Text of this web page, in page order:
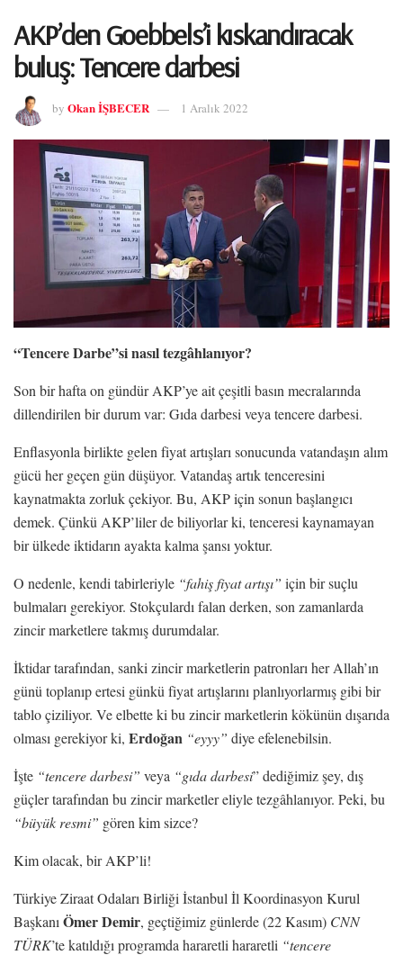
AKP’den Goebbels’i kıskandıracak
buluş: Tencere darbesi
by Okan İŞBECER 1 Aralık 2022
“Tencere Darbe”si nasıl tezgâhlanıyor?
Son bir hafta on gündür AKP’ye ait çeşitli basın mecralarında
dillendirilen bir durum var: Gıda darbesi veya tencere darbesi.
Enflasyonla birlikte gelen fiyat artışları sonucunda vatandaşın alım
gücü her geçen gün düşüyor. Vatandaş artık tenceresini
kaynatmakta zorluk çekiyor. Bu, AKP için sonun başlangıcı
demek. Çünkü AKP’liler de biliyorlar ki, tenceresi kaynamayan
bir ülkede iktidarın ayakta kalma şansı yoktur.
O nedenle, kendi tabirleriyle “fahiş fiyat artışı” için bir suçlu
bulmaları gerekiyor. Stokçulardı falan derken, son zamanlarda
zincir marketlere takmış durumdalar.
İktidar tarafından, sanki zincir marketlerin patronları her Allah’ın
günü toplanıp ertesi günkü fiyat artışlarını planlıyorlarmış gibi bir
tablo çiziliyor. Ve elbette ki bu zincir marketlerin kökünün dışarıda
olması gerekiyor ki, Erdoğan “eyyy” diye efelenebilsin.
İşte “tencere darbesi” veya “gıda darbesi” dediğimiz şey, dış
güçler tarafından bu zincir marketler eliyle tezgâhlanıyor. Peki, bu
“büyük resmi” gören kim sizce?
Kim olacak, bir AKP’li!
Türkiye Ziraat Odaları Birliği İstanbul İl Koordinasyon Kurul
Başkanı Ömer Demir, geçtiğimiz günlerde (22 Kasım) CNN
TÜRK’te katıldığı programda hararetli hararetli “tencere